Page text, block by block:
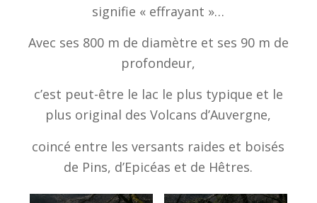
signifie « effrayant »…
Avec ses 800 m de diamètre et ses 90 m de
profondeur,
c’est peut-être le lac le plus typique et le
plus original des Volcans d’Auvergne,
coincé entre les versants raides et boisés
de Pins, d’Epicéas et de Hêtres.